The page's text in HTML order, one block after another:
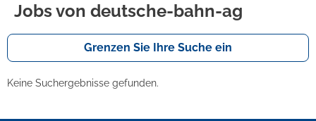
Jobs von deutsche-bahn-ag
Grenzen Sie Ihre Suche ein
Keine Suchergebnisse gefunden.